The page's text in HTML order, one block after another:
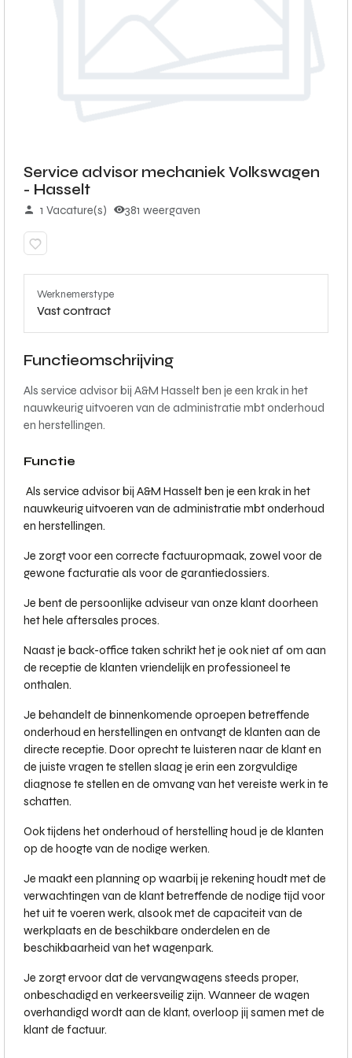
Service advisor mechaniek Volkswagen
- Hasselt
1 Vacature(s) 381 weergaven
Werknemerstype
Vast contract
Functieomschrijving
Als service advisor bij A&M Hasselt ben je een krak in het
nauwkeurig uitvoeren van de administratie mbt onderhoud
en herstellingen.
Functie
Als service advisor bij A&M Hasselt ben je een krak in het
nauwkeurig uitvoeren van de administratie mbt onderhoud
en herstellingen.
Je zorgt voor een correcte factuuropmaak, zowel voor de
gewone facturatie als voor de garantiedossiers.
Je bent de persoonlijke adviseur van onze klant doorheen
het hele aftersales proces.
Naast je back-office taken schrikt het je ook niet af om aan
de receptie de klanten vriendelijk en professioneel te
onthalen.
Je behandelt de binnenkomende oproepen betreffende
onderhoud en herstellingen en ontvangt de klanten aan de
directe receptie. Door oprecht te luisteren naar de klant en
de juiste vragen te stellen slaag je erin een zorgvuldige
diagnose te stellen en de omvang van het vereiste werk in te
schatten.
Ook tijdens het onderhoud of herstelling houd je de klanten
op de hoogte van de nodige werken.
Je maakt een planning op waarbij je rekening houdt met de
verwachtingen van de klant betreffende de nodige tijd voor
het uit te voeren werk, alsook met de capaciteit van de
werkplaats en de beschikbare onderdelen en de
beschikbaarheid van het wagenpark.
Je zorgt ervoor dat de vervangwagens steeds proper,
onbeschadigd en verkeersveilig zijn. Wanneer de wagen
overhandigd wordt aan de klant, overloop jij samen met de
klant de factuur.